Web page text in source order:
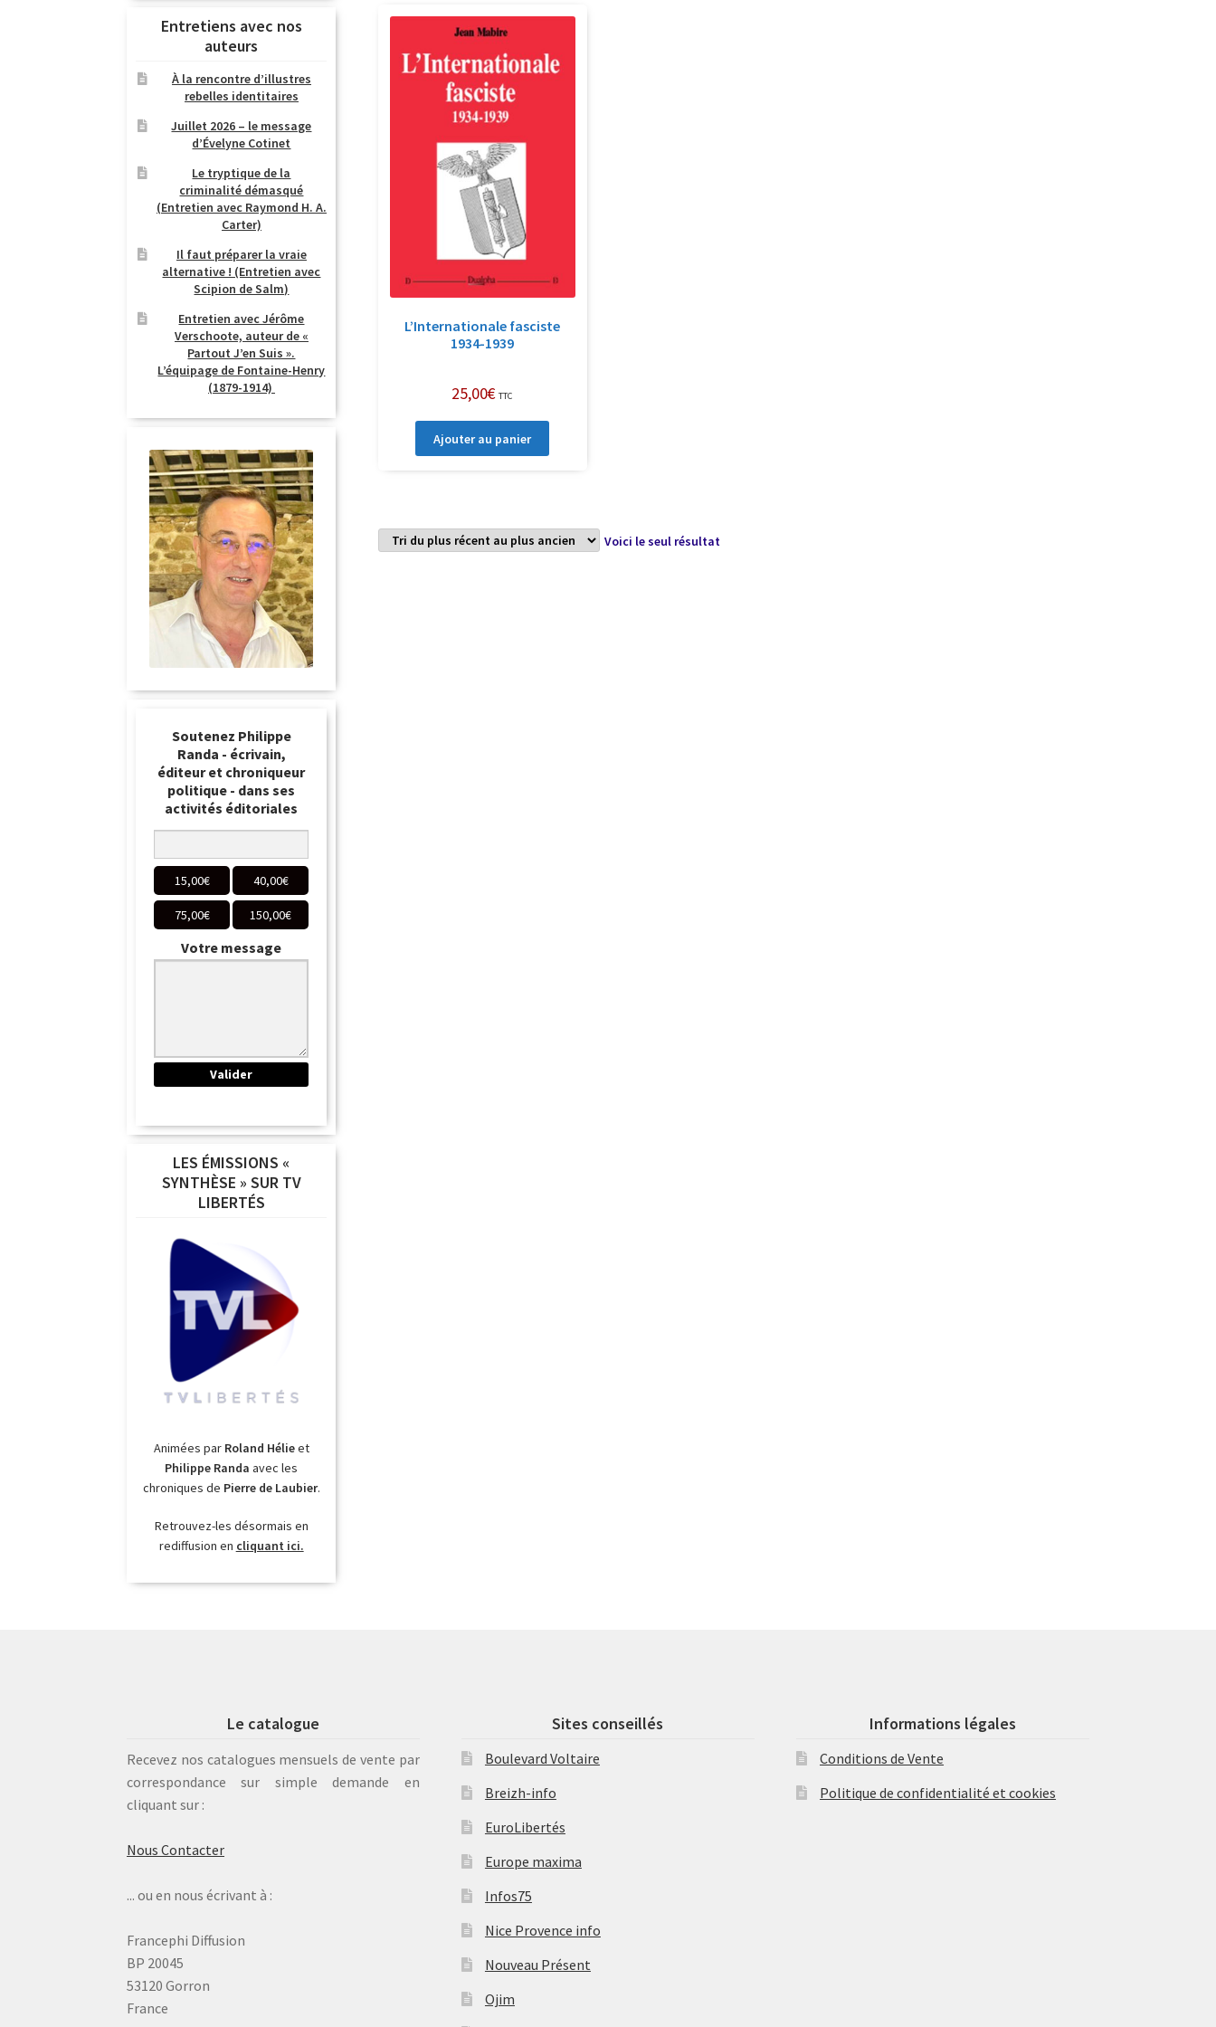
L’Internationale fasciste
1934-1939
25,00€ TTC
Ajouter au panier
Voici le seul résultat
Entretiens avec nos
auteurs
À la rencontre d’illustres
rebelles identitaires
Juillet 2026 – le message
d’Évelyne Cotinet
Le tryptique de la
criminalité démasqué
(Entretien avec Raymond H. A.
Carter)
Il faut préparer la vraie
alternative ! (Entretien avec
Scipion de Salm)
Entretien avec Jérôme
Verschoote, auteur de «
Partout J’en Suis ».
L’équipage de Fontaine-Henry
(1879-1914)
Soutenez Philippe
Randa - écrivain,
éditeur et chroniqueur
politique - dans ses
activités éditoriales
15,00€ 40,00€
75,00€ 150,00€
Votre message
LES ÉMISSIONS «
SYNTHÈSE » SUR TV
LIBERTÉS
Animées par Roland Hélieet
Philippe Randa avec les
chroniques de Pierre de Laubier.
Retrouvez-les désormais en
rediffusion en cliquant ici.
Le catalogue
Recevez nos catalogues mensuels de vente par
correspondance sur simple demande en
cliquant sur :
Nous Contacter
... ou en nous écrivant à :
Francephi Diffusion
BP 20045
53120 Gorron
France
Sites conseillés
Boulevard Voltaire
Breizh-info
EuroLibertés
Europe maxima
Infos75
Nice Provence info
Nouveau Présent
Ojim
Informations légales
Conditions de Vente
Politique de confidentialité et cookies